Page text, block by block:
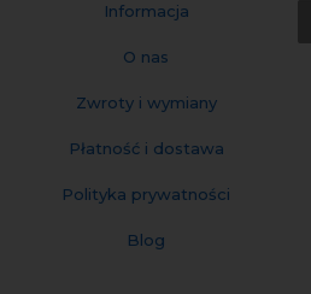
Informacja
O nas
Zwroty i wymiany
Płatność i dostawa
Polityka prywatności
Blog